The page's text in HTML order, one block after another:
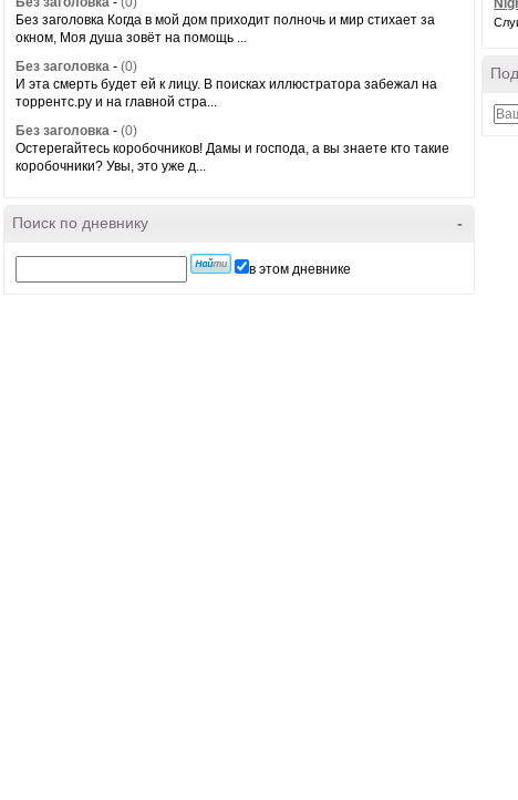
Без заголовка Когда в мой дом приходит полночь и мир стихает за
окном, Моя душа зовёт на помощь ...
Без заголовка - (0)
И эта смерть будет ей к лицу. В поисках иллюстратора забежал на
торрентс.ру и на главной стра...
Без заголовка - (0)
Остерегайтесь коробочников! Дамы и господа, а вы знаете кто такие
коробочники? Увы, это уже д...
-
Поиск по дневнику
в этом дневнике